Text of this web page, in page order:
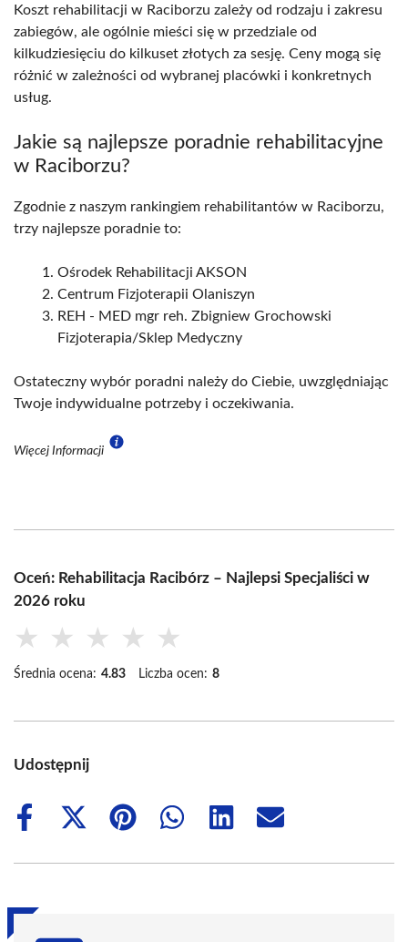
Koszt rehabilitacji w Raciborzu zależy od rodzaju i zakresu
zabiegów, ale ogólnie mieści się w przedziale od
kilkudziesięciu do kilkuset złotych za sesję. Ceny mogą się
różnić w zależności od wybranej placówki i konkretnych
usług.
Jakie są najlepsze poradnie rehabilitacyjne
w Raciborzu?
Zgodnie z naszym rankingiem rehabilitantów w Raciborzu,
trzy najlepsze poradnie to:
Ośrodek Rehabilitacji AKSON
Centrum Fizjoterapii Olaniszyn
REH - MED mgr reh. Zbigniew Grochowski
Fizjoterapia/Sklep Medyczny
Ostateczny wybór poradni należy do Ciebie, uwzględniając
Twoje indywidualne potrzeby i oczekiwania.
Więcej Informacji
Oceń: Rehabilitacja Racibórz – Najlepsi Specjaliści w
2026 roku
★ ★ ★ ★ ★
Średnia ocena: 4.83 Liczba ocen: 8
Udostępnij
Share
Share
(Twitter)
Share
Share
Share
Share